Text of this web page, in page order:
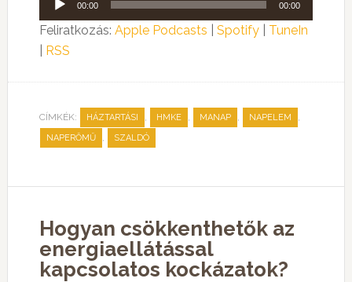
lejátszó
00:00 00:00
Feliratkozás: Apple Podcasts Spotify| TuneIn
RSS
CÍMKÉK: HÁZTARTÁSI , HMKE , MANAP , NAPELEM ,
NAPERŐMŰ , SZALDÓ
Hogyan csökkenthetők az
energiaellátással
kapcsolatos kockázatok?